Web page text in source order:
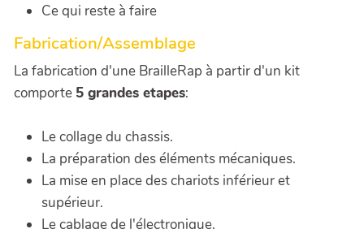
Ce qui reste à faire
Fabrication/Assemblage
La fabrication d'une BrailleRap à partir d'un kit
comporte 5 grandes etapes:
Le collage du chassis.
La préparation des éléments mécaniques.
La mise en place des chariots inférieur et
supérieur.
Le cablage de l'électronique.